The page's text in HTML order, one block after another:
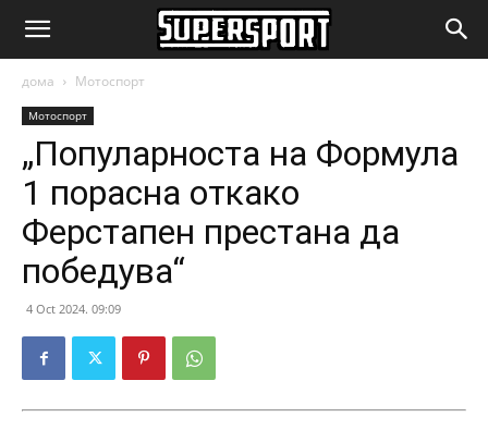
SuperSport.mk
дома Мотоспорт
Мотоспорт
„Популарноста на Формула
1 порасна откако
Ферстапен престана да
победува“
4 Oct 2024. 09:09